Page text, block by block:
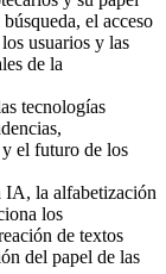
el acceso
usuarios y las
de la
tecnologías
el futuro de los
la alfabetización
los
de textos
del papel de las